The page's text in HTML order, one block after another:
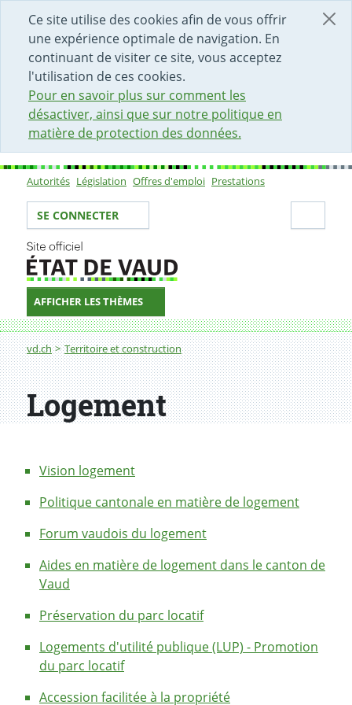
Ce site utilise des cookies afin de vous offrir
une expérience optimale de navigation. En
continuant de visiter ce site, vous acceptez
l'utilisation de ces cookies.
Pour en savoir plus sur comment les
désactiver, ainsi que sur notre politique en
matière de protection des données.
DÉBUT DU CONTENU DE LA PAGE
ACCÈS AU CHAMP DE RECHERCHE
PAGE D'ACCUEIL
FORMULAIRE DE CONTACT
Sous-navigation
Autorités Législation Offres d'emploi Prestations
Votre identité
SE CONNECTER
AFFICHER LES THÈMES
Fil d'Ariane
vd.ch Territoire et construction
Logement
Logement
Vision logement
Politique cantonale en matière de logement
Forum vaudois du logement
Aides en matière de logement dans le canton de
Vaud
Préservation du parc locatif
Logements d'utilité publique (LUP) - Promotion
du parc locatif
Accession facilitée à la propriété